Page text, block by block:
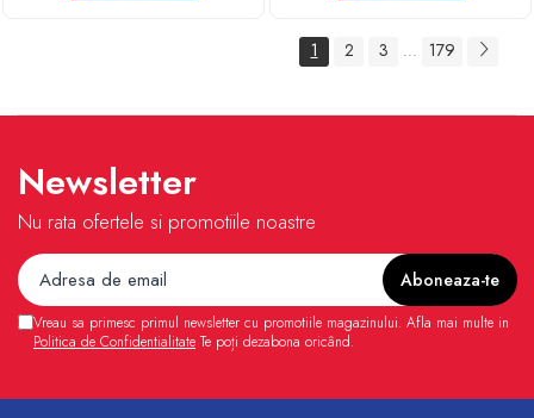
1 2 3 ... 179
Newsletter
Nu rata ofertele si promotiile noastre
Vreau sa primesc primul newsletter cu promotiile magazinului. Afla mai multe in
Politica de Confidentialitate Te poți dezabona oricând.